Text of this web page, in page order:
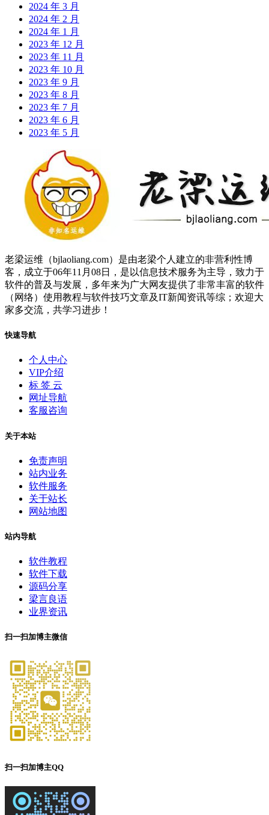
2024 年 3 月
2024 年 2 月
2024 年 1 月
2023 年 12 月
2023 年 11 月
2023 年 10 月
2023 年 9 月
2023 年 8 月
2023 年 7 月
2023 年 6 月
2023 年 5 月
老梁运维（bjlaoliang.com）是由老梁个人建立的非营利性博
客，成立于06年11月08日，是以信息技术服务为主导，致力于
软件的普及与发展，多年来为广大网友提供了非常丰富的软件
（网络）使用教程与软件技巧文章及IT新闻资讯等综；欢迎大
家多交流，共学习进步！
快速导航
个人中心
VIP介绍
标 签 云
网址导航
客服咨询
关于本站
免责声明
站内业务
软件服务
关于站长
网站地图
站内导航
软件教程
软件下载
源码分享
梁言良语
业界资讯
扫一扫加博主微信
扫一扫加博主QQ